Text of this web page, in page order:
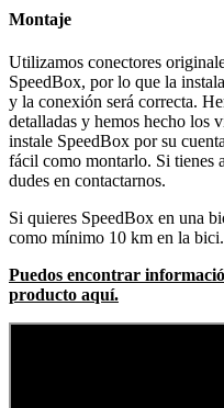
Montaje
Utilizamos conectores
SpeedBox, por lo que la
y la conexión será correcta.
detalladas y hemos hecho los
instale SpeedBox por su
fácil como montarlo. Si tienes
dudes en contactarnos.
Si quieres SpeedBox en una
como mínimo 10 km en la bici.
Puedos encontrar
producto aquí.